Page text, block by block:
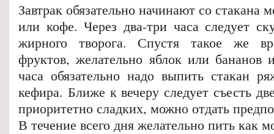
Завтрак обязательно начинают со стакана
или кофе. Через два-три часа следует
жирного творога. Спустя такое же
фруктов, желательно яблок или бананов
часа обязательно надо выпить стакан
кефира. Ближе к вечеру следует съесть
приоритетно сладких, можно отдать
В течение всего дня желательно пить как